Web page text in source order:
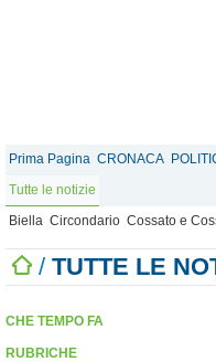
Prima Pagina CRONACA
Tutte le notizie
Biella Circondario Cossato e
/ TUTTE LE
CHE TEMPO FA
RUBRICHE